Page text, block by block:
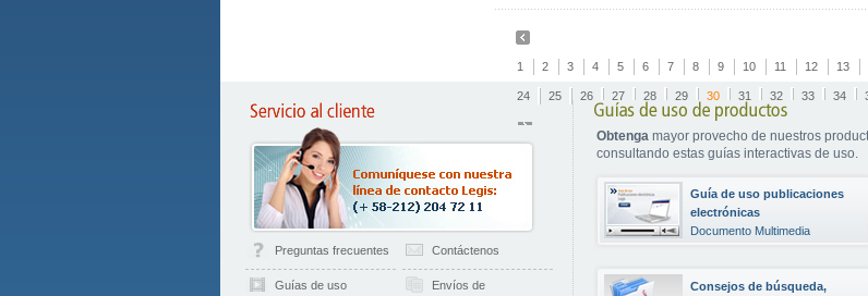
1 2 3 4 5 6 7 8 9 10 11 12 13
24 25 26 27 28 29 30 31 32 33 34
Preguntas frecuentes Contáctenos
Guías de uso Envíos de
Obtenga mayor provecho de nuestros
consultando estas guías interactivas de uso.
Guía de uso publicaciones
electrónicas
Documento Multimedia
Consejos de búsqueda,